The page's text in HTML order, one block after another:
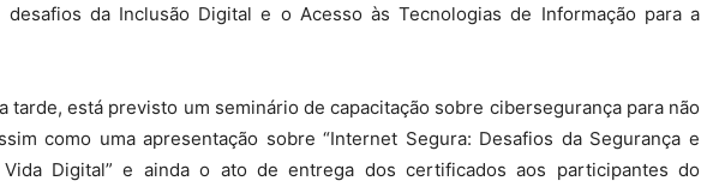
desafios da Inclusão Digital e o Acesso às Tecnologias de Informação para a
tarde, está previsto um seminário de capacitação sobre cibersegurança para não
como uma apresentação sobre “Internet Segura: Desafios da Segurança e
Vida Digital” e ainda o ato de entrega dos certificados aos participantes do